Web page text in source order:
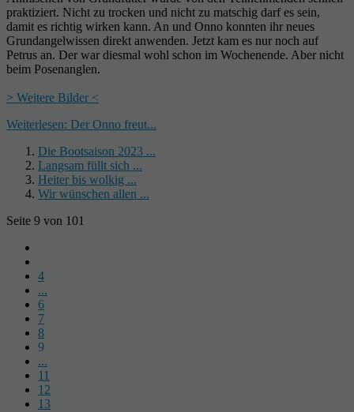
praktiziert. Nicht zu trocken und nicht zu matschig darf es sein,
damit es richtig wirken kann. An und Onno konnten ihr neues
Grundangelwissen direkt anwenden. Jetzt kam es nur noch auf
Petrus an. Der war diesmal wohl schon im Wochenende. Aber nicht
beim Posenanglen.
> Weitere Bilder <
Weiterlesen: Der Onno freut...
Die Bootsaison 2023 ...
Langsam füllt sich ...
Heiter bis wolkig ...
Wir wünschen allen ...
Seite 9 von 101
4
...
6
7
8
9
...
11
12
13